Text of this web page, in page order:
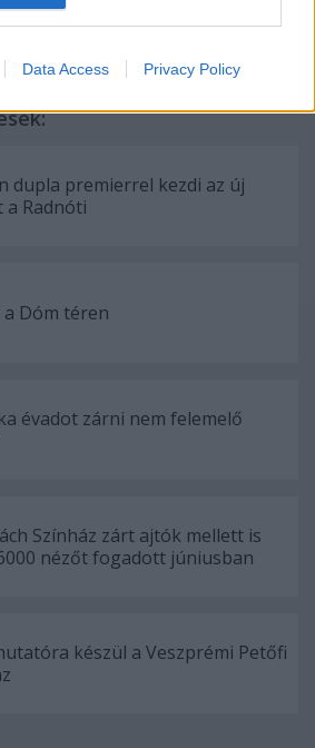
Data Access Privacy Policy
dupla premierrel kezdi az új
a Radnóti
Dóm téren
évadot zárni nem felemelő
Színház zárt ajtók mellett is
nézőt fogadott júniusban
készül a Veszprémi Petőfi